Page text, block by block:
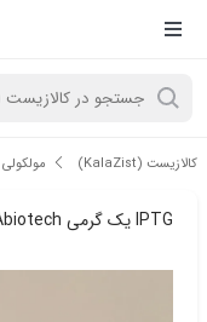
کالازیست (KalaZist) مولکولی
IPTG یک گرمی DNAbiotech